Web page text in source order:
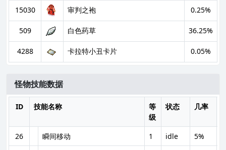
15030 审判之袍 0.25%
509 白色药草 36.25%
4288 卡拉特小丑卡片 0.05%
怪物技能数据
ID 技能名称
等
级
状态 几率
26
瞬间移动 1 idle 5%